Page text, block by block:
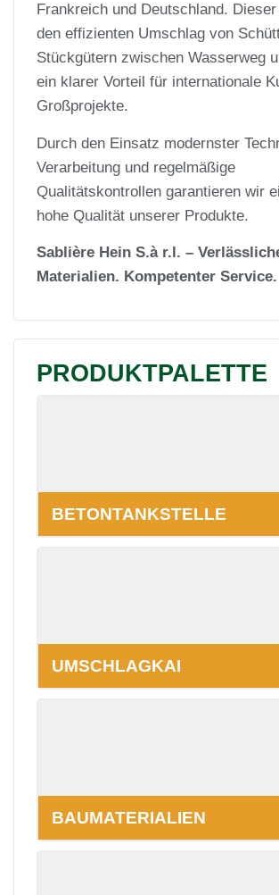
Frankreich und Deutschland.
den effizienten Umschlag von
Stückgütern zwischen Wasserweg
ein klarer Vorteil für internationale
Großprojekte.
Durch den Einsatz modernster
Verarbeitung und regelmäßige
Qualitätskontrollen garantieren wir
hohe Qualität unserer Produkte.
Sablière Hein S.à r.l. –
Materialien. Kompetenter Service.
PRODUKTPALETTE
BETONTANKSTELLE
UMSCHLAGKAI
BAUMATERIALIEN